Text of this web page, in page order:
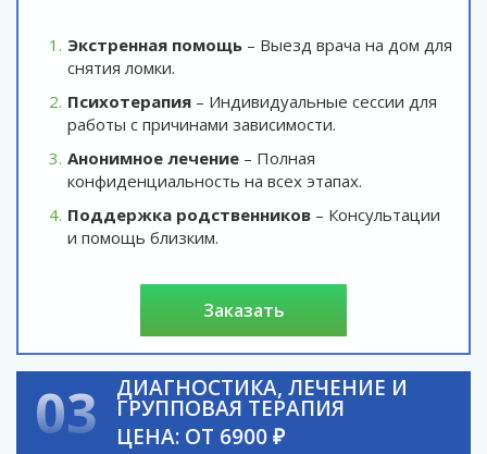
Экстренная помощь – Выезд врача на дом для
снятия ломки.
Психотерапия – Индивидуальные сессии для
работы с причинами зависимости.
Анонимное лечение – Полная
конфиденциальность на всех этапах.
Поддержка родственников – Консультации
и помощь близким.
заказать
03 ДИАГНОСТИКА, ЛЕЧЕНИЕ И
ГРУППОВАЯ ТЕРАПИЯ
ЦЕНА: ОТ 6900 ₽